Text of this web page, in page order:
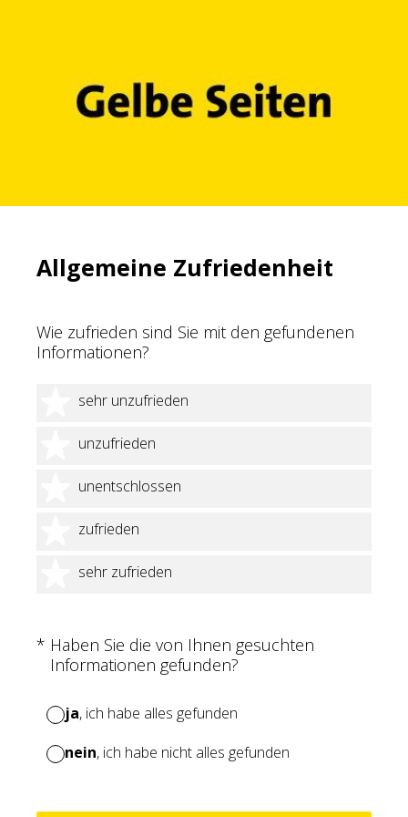
Allgemeine Zufriedenheit
Wie zufrieden sind Sie mit den gefundenen
Informationen?
sehr unzufrieden
1 Stern
unzufrieden
2 Sterne
unentschlossen
3 Sterne
zufrieden
4 Sterne
sehr zufrieden
5 Sterne
* Haben Sie die von Ihnen gesuchten
Informationen gefunden?
(Erforderlich.)
ja, ich habe alles gefunden
nein, ich habe nicht alles gefunden